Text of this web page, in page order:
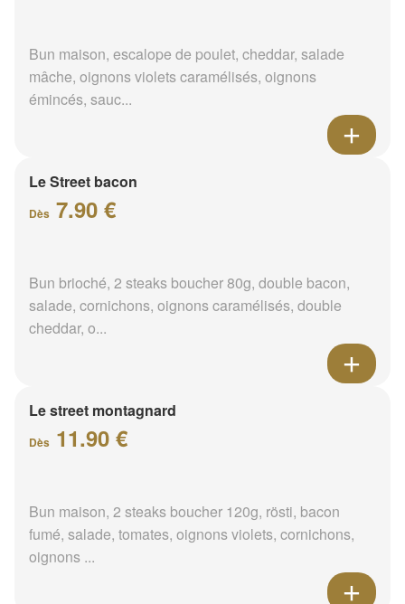
Bun maison, escalope de poulet, cheddar, salade
mâche, oignons violets caramélisés, oignons
émincés, sauc...
Le Street bacon
Dès 7.90 €
Bun brioché, 2 steaks boucher 80g, double bacon,
salade, cornichons, oignons caramélisés, double
cheddar, o...
Le street montagnard
Dès 11.90 €
Bun maison, 2 steaks boucher 120g, rösti, bacon
fumé, salade, tomates, oignons violets, cornichons,
oignons ...